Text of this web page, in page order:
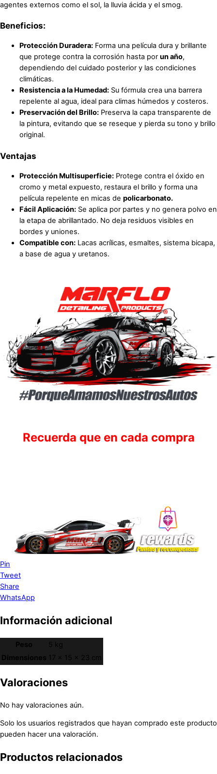
agentes externos como el sol, la lluvia ácida y el smog.
Beneficios:
Protección Duradera: Forma una película dura y brillante
que protege contra la corrosión hasta por un año,
dependiendo del cuidado posterior y las condiciones
climáticas.
Resistencia a la Humedad: Su fórmula crea una barrera
repelente al agua, ideal para climas húmedos y costeros.
Preservación del Brillo: Preserva la capa transparente de
la pintura, evitando que se reseque y pierda su tono y brillo
original.
Ventajas
Protección Multisuperficie: Protege contra el óxido en
cromo y metal expuesto, restaura el brillo y forma una
película repelente en micas de policarbonato.
Fácil Aplicación: Se aplica por partes y no genera polvo en
la etapa de abrillantado. No deja residuos visibles en
bordes y uniones.
Compatible con: Lacas acrílicas, esmaltes, sistema bicapa,
a base de agua y uretanos.
Recuerda que en cada compra
Pin
Tweet
Share
WhatsApp
Información adicional
Peso
5 kg
Dimensiones 17 × 15 × 23 cm
Valoraciones
No hay valoraciones aún.
Solo los usuarios registrados que hayan comprado este producto
pueden hacer una valoración.
Productos relacionados